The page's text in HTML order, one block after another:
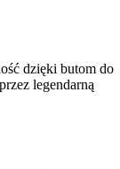
dzięki butom do
legendarną